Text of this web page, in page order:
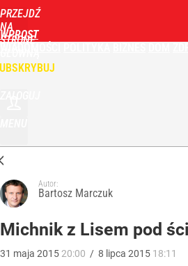
PRZEJDŹ
NA
STRONĘ
WPROST
Autor:
Bartosz Marczuk
Michnik z Lisem pod
31 maja 2015 20:00 / 8 lipca 2015 18:11